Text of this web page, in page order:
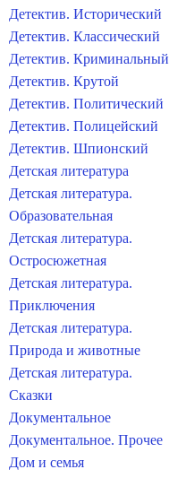
Детектив. Исторический
Детектив. Классический
Детектив. Криминальный
Детектив. Крутой
Детектив. Политический
Детектив. Полицейский
Детектив. Шпионский
Детская литература
Детская литература.
Образовательная
Детская литература.
Остросюжетная
Детская литература.
Приключения
Детская литература.
Природа и животные
Детская литература.
Сказки
Документальное
Документальное. Прочее
Дом и семья